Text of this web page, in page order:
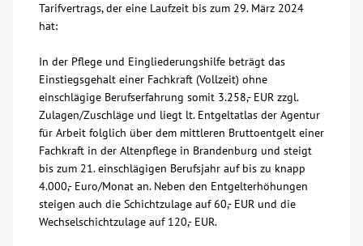
AWO BB Süd
Tarifvertrags, der eine Laufzeit bis zum 29. März 2024
hat:
In der Pflege und Eingliederungshilfe beträgt das
Einstiegsgehalt einer Fachkraft (Vollzeit) ohne
einschlägige Berufserfahrung somit 3.258,- EUR zzgl.
Zulagen/Zuschläge und liegt lt. Entgeltatlas der Agentur
für Arbeit folglich über dem mittleren Bruttoentgelt einer
Fachkraft in der Altenpflege in Brandenburg und steigt
bis zum 21. einschlägigen Berufsjahr auf bis zu knapp
4.000,- Euro/Monat an. Neben den Entgelterhöhungen
steigen auch die Schichtzulage auf 60,- EUR und die
Wechselschichtzulage auf 120,- EUR.